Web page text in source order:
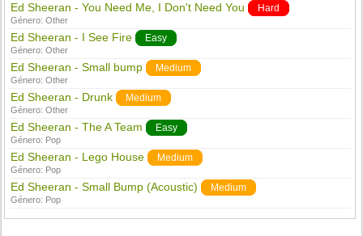
Ed Sheeran - You Need Me, I Don't Need You Hard
Género:Other
Ed Sheeran - I See Fire Easy
Género:Other
Ed Sheeran - Small bump Medium
Género:Other
Ed Sheeran - Drunk Medium
Género:Other
Ed Sheeran - The A Team Easy
Género: Pop
Ed Sheeran - Lego House Medium
Género: Pop
Ed Sheeran - Small Bump (Acoustic) Medium
Género: Pop